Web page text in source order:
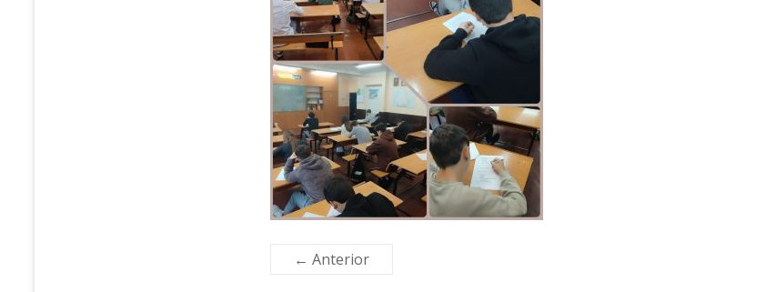
← Anterior